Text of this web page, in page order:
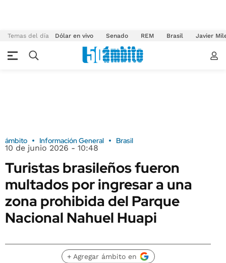
Temas del día Dólar en vivo Senado REM Brasil Javier
ámbito Información General Brasil
10 de junio 2026 - 10:48
Turistas brasileños fueron
multados por ingresar a una
zona prohibida del Parque
Nacional Nahuel Huapi
+ Agregar ámbito en